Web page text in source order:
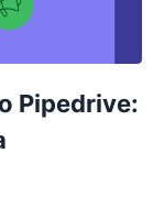
Pipedrive: